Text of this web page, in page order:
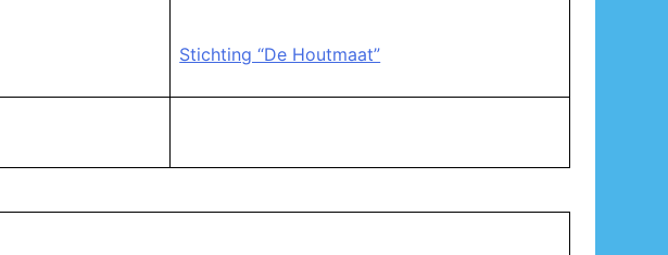
Stichting “De Houtmaat”